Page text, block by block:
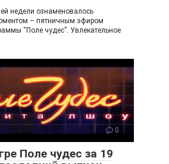
недели ознаменовалось
– пятничным эфиром
“Поле чудес”. Увлекательное
0
Поле чудес за 19